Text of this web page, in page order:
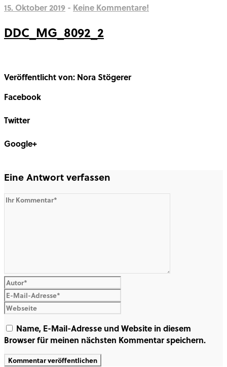
15. Oktober 2019 - Keine Kommentare!
DDC_MG_8092_2
Veröffentlicht von: Nora Stögerer
Facebook
Twitter
Google+
Eine Antwort verfassen
Name, E-Mail-Adresse und Website in diesem
Browser für meinen nächsten Kommentar speichern.